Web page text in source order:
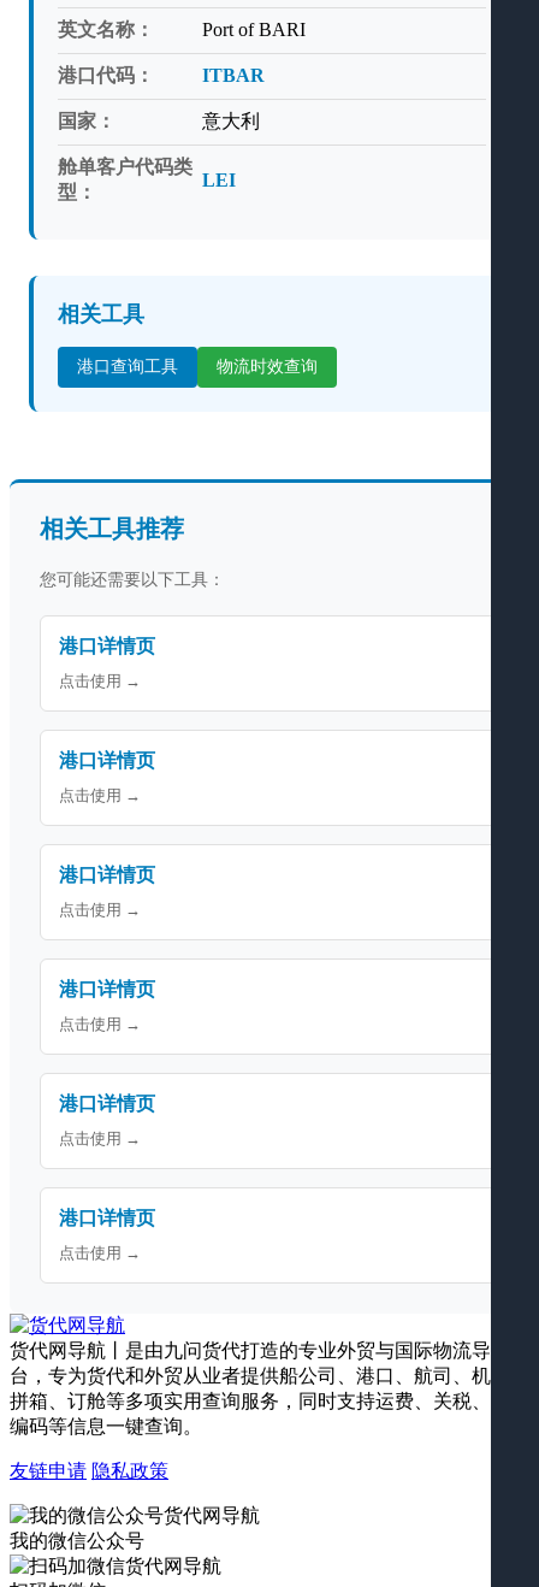
英文名称： Port of BARI
港口代码： ITBAR
国家： 意大利
舱单客户代码类
型：
LEI
相关工具
港口查询工具 物流时效查询
相关工具推荐
您可能还需要以下工具：
港口详情页
点击使用 →
港口详情页
点击使用 →
港口详情页
点击使用 →
港口详情页
点击使用 →
港口详情页
点击使用 →
港口详情页
点击使用 →
货代网导航丨是由九问货代打造的专业外贸与国际物流导航平
台，专为货代和外贸从业者提供船公司、港口、航司、机场、
拼箱、订舱等多项实用查询服务，同时支持运费、关税、海关
编码等信息一键查询。
友链申请 隐私政策
我的微信公众号